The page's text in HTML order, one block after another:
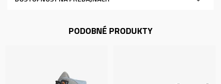
PODOBNÉ PRODUKTY